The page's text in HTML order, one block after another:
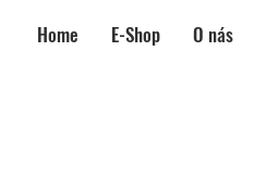
Home E-Shop O nás